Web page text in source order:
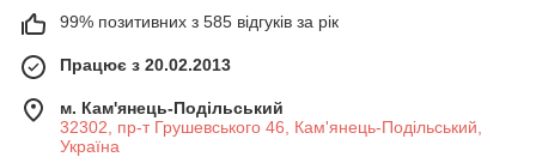
99% позитивних з 585 відгуків за рік
Працює з 20.02.2013
м. Кам'янець-Подільський
32302, пр-т Грушевського 46, Кам'янець-Подільський,
Україна